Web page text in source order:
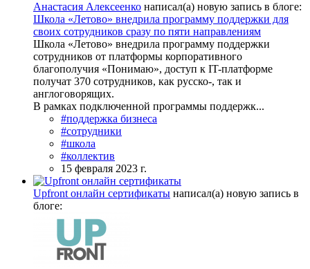
Анастасия Алексеенко написал(а) новую запись в блоге:
Школа «Летово» внедрила программу поддержки для
своих сотрудников сразу по пяти направлениям
Школа «Летово» внедрила программу поддержки
сотрудников от платформы корпоративного
благополучия «Понимаю», доступ к IT-платформе
получат 370 сотрудников, как русско-, так и
англоговорящих.
В рамках подключенной программы поддержк...
#поддержка бизнеса
#сотрудники
#школа
#коллектив
15 февраля 2023 г.
Upfront онлайн сертификаты написал(а) новую запись в
блоге: